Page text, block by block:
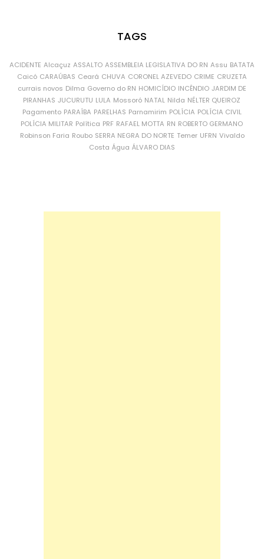
TAGS
ACIDENTE Alcaçuz ASSALTO ASSEMBLEIA LEGISLATIVA DO RN Assu BATATA
Caicó CARAÚBAS Ceará CHUVA CORONEL AZEVEDO CRIME CRUZETA
currais novos Dilma Governo do RN HOMICÍDIO INCÊNDIO JARDIM DE
PIRANHAS JUCURUTU LULA Mossoró NATAL Nilda NÉLTER QUEIROZ
Pagamento PARAÍBA PARELHAS Parnamirim POLÍCIA POLÍCIA CIVIL
POLÍCIA MILITAR Política PRF RAFAEL MOTTA RN ROBERTO GERMANO
Robinson Faria Roubo SERRA NEGRA DO NORTE Temer UFRN Vivaldo
Costa Água ÁLVARO DIAS